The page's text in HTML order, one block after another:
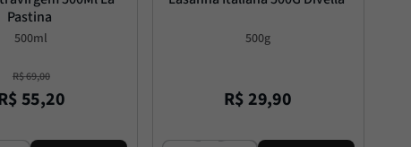
Pastina
500ml
R$69,00
55,20
500g
R$29,90